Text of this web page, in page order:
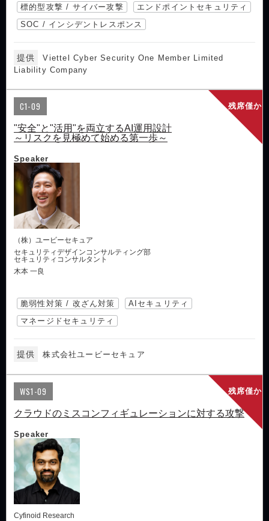
標的型攻撃 / サイバー攻撃
エンドポイントセキュリティ
SOC / インシデントレスポンス
提供
Viettel Cyber Security One Member Limited
Liability Company
残席僅か
C1-09
"安全"と"活用"を両立するAI運用設計
～リスクを見極めて始める第一歩～
Speaker
（株）ユービーセキュア
セキュリティデザインコンサルティング部
セキュリティコンサルタント
木本 一良
脆弱性対策 / 改ざん対策
AIセキュリティ
マネージドセキュリティ
提供 株式会社ユービーセキュア
残席僅か
WS1-09
クラウドのミスコンフィギュレーションに対する攻撃
Speaker
Cyfinoid Research